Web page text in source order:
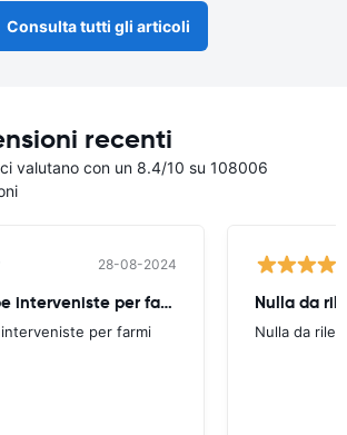
Consulta tutti gli articoli
recenti
valutano con un 8.4/10 su 108006
28-08-2024
mi piacerebbe interveniste per farmi
per farmi
Nulla da
Nulla da